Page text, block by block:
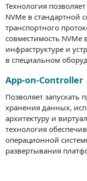
Технология
NVMe в стандартной
транспортного
совместимость
инфраструктуре и
в специальном
App-on-Controller
Позволяет запускать
хранения данных,
архитектуру и
технология
операционной
развертывания